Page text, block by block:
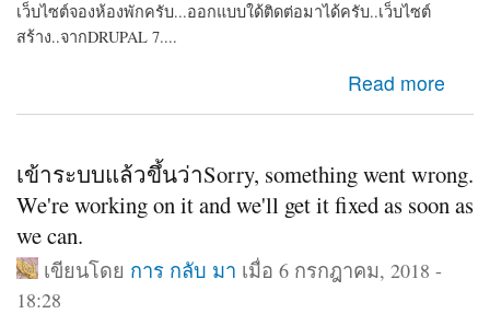
เว็บไซต์จองห้องพักครับ...ออกแบบใด้ติดต่อมาได้ครับ..เว็บไซต์
สร้าง..จากDRUPAL 7....
Read more
about ต้องการหาคนพัฒนาเว็บ เพิ่มระบบ CREDIT CARD
เข้าระบบแล้วขึ้นว่าSorry, something went wrong.
We're working on it and we'll get it fixed as soon as
we can.
เขียนโดย การ กลับ มา เมื่อ 6 กรกฎาคม, 2018 -
18:28